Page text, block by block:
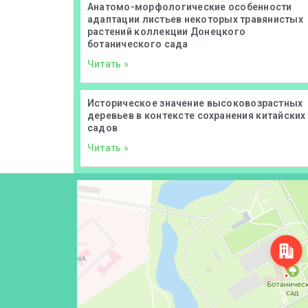
Анатомо-морфологические особенности
адаптации листьев некоторых травянистых
растений коллекции Донецкого
ботанического сада
Читать »
Историческое значение высоковозрастных
деревьев в контексте сохранения китайских
садов
Читать »
Проспект Ильича, 110 — Яндекс Карты